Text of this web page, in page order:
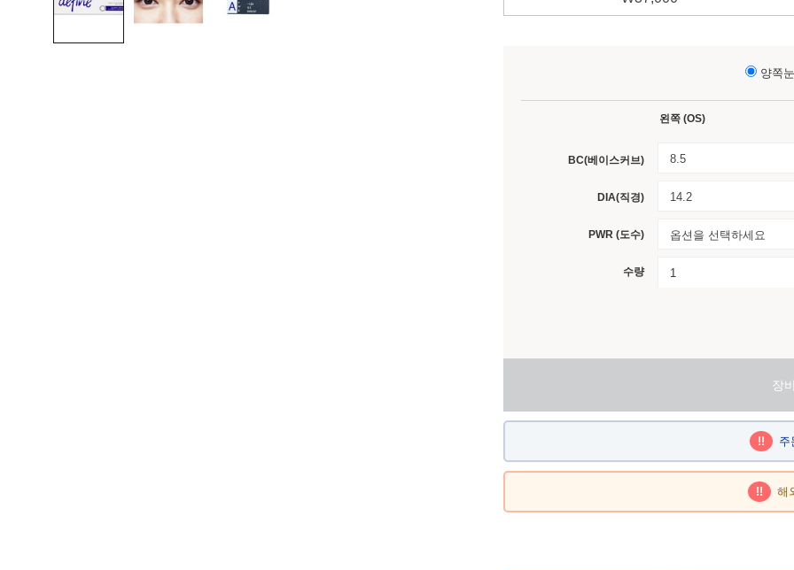
양쪽눈
BC(베이스커브)
DIA(직경)
PWR (도수)
수량
왼쪽 (OS)
8.5
14.2
옵션을 선택하세요
장
!! 주
!! 해